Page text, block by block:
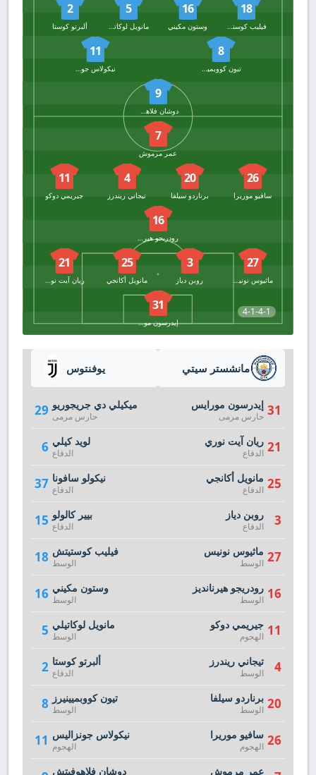
18
فيليب كوستيتش
16
وستون مكيني
5
مانويل لوكاتيلي
2
ألبرتو كوستا
8
تيون كووبميينيرز
11
نيكولاس جونزاليس
9
دوشان فلاهوفيتش
4-1-4-1
7
عمر مرموش
26
سافيو موريرا
20
برناردو سيلفا
4
تيجاني ريندرز
11
جيريمي دوكو
16
رودريجو هيرنانديز
27
ماثيوس نونيس
3
روبن دياز
25
مانويل أكانجي
21
ريان آيت نوري
31
إيدرسون مورايس
يوفنتوس
29 ميكيلي دي جريجوريو
حارس مرمى
6 لويد كيلي
الدفاع
37 نيكولو سافونا
الدفاع
15 بيير كالولو
الدفاع
18 فيليب كوستيتش
الوسط
16 وستون مكيني
الوسط
5 مانويل لوكاتيلي
الوسط
2 ألبرتو كوستا
الدفاع
8 تيون كووبميينيرز
الوسط
11 نيكولاس جونزاليس
الهجوم
دوشان فلاهوفيتش
مانشستر سيتي
31 إيدرسون مورايس
حارس مرمى
21 ريان آيت نوري
الدفاع
25 مانويل أكانجي
الدفاع
3 روبن دياز
الدفاع
27 ماثيوس نونيس
الوسط
16 رودريجو هيرنانديز
الوسط
11 جيريمي دوكو
الهجوم
4 تيجاني ريندرز
الوسط
20 برناردو سيلفا
الوسط
26 سافيو موريرا
الهجوم
عمر مرموش